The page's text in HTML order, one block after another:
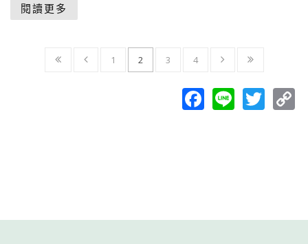
閱讀更多
1 2 3 4
Facebook
Line